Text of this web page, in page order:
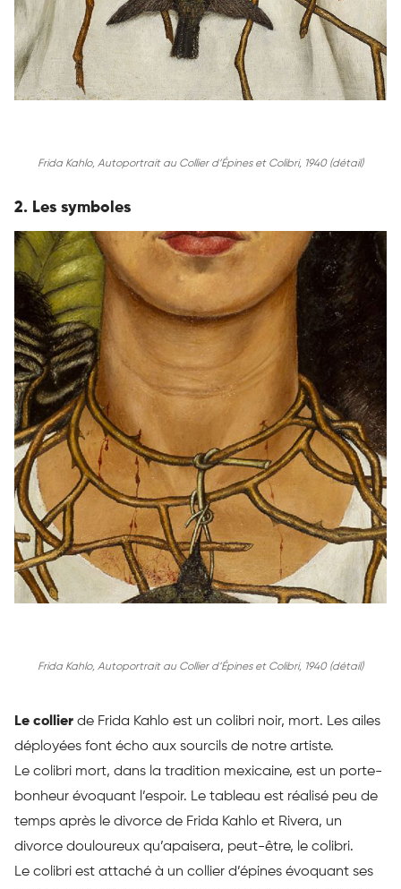
Frida Kahlo, Autoportrait au Collier d’Épines et Colibri, 1940 (détail)
2. Les symboles
Frida Kahlo, Autoportrait au Collier d’Épines et Colibri, 1940 (détail)
Le collier de Frida Kahlo est un colibri noir, mort. Les ailes
déployées font écho aux sourcils de notre artiste.
Le colibri mort, dans la tradition mexicaine, est un porte-
bonheur évoquant l’espoir. Le tableau est réalisé peu de
temps après le divorce de Frida Kahlo et Rivera, un
divorce douloureux qu’apaisera, peut-être, le colibri.
Le colibri est attaché à un collier d’épines évoquant ses